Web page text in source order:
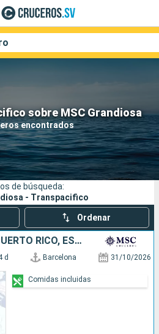
sobre MSC Grandiosa
encontrados
Compañías
Buscar
de búsqueda:
- Transpacifico
Ordenar
ESPAÑA, PORTUGAL, PUERTO RICO, ESTADOS UNIDOS
d Barcelona 31/10/2026
Comidas incluidas